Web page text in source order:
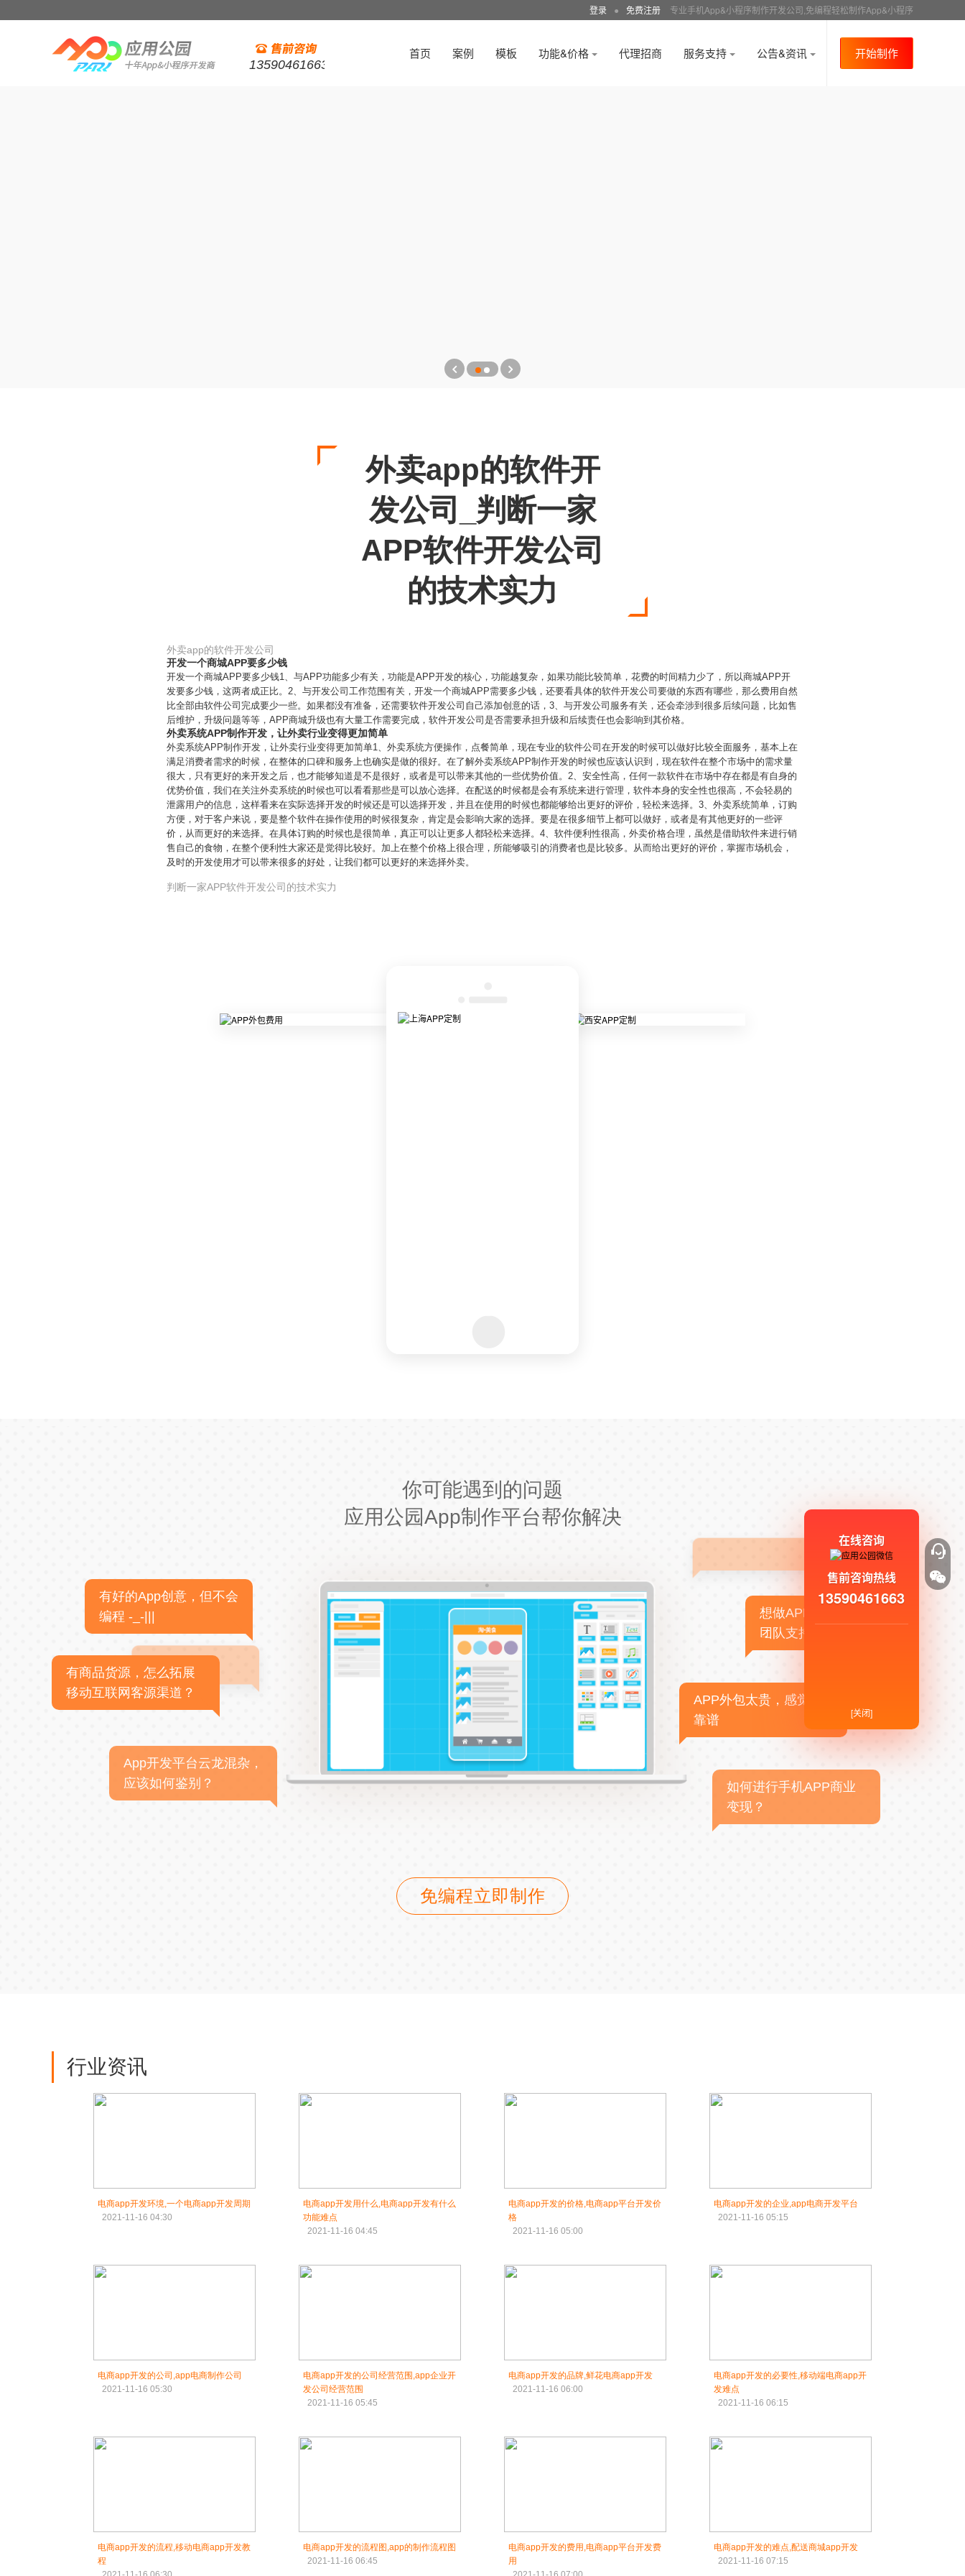
登录 ● 免费注册 专业手机App&小程序制作开发公司,免编程轻松制作App&小程序
13590461663
首页 案例 模板 功能&价格 代理招商 服务支持 公告&资讯 开始制作
外卖app的软件开
发公司_判断一家
APP软件开发公司
的技术实力
外卖app的软件开发公司
开发一个商城APP要多少钱
开发一个商城APP要多少钱1、与APP功能多少有关，功能是APP开发的核心，功能越复杂，如果功能比较简单，花费的时间精力少了，所以商城APP开
发要多少钱，这两者成正比。2、与开发公司工作范围有关，开发一个商城APP需要多少钱，还要看具体的软件开发公司要做的东西有哪些，那么费用自然
比全部由软件公司完成要少一些。如果都没有准备，还需要软件开发公司自己添加创意的话，3、与开发公司服务有关，还会牵涉到很多后续问题，比如售
后维护，升级问题等等，APP商城升级也有大量工作需要完成，软件开发公司是否需要承担升级和后续责任也会影响到其价格。
外卖系统APP制作开发，让外卖行业变得更加简单
外卖系统APP制作开发，让外卖行业变得更加简单1、外卖系统方便操作，点餐简单，现在专业的软件公司在开发的时候可以做好比较全面服务，基本上在
满足消费者需求的时候，在整体的口碑和服务上也确实是做的很好。在了解外卖系统APP制作开发的时候也应该认识到，现在软件在整个市场中的需求量
很大，只有更好的来开发之后，也才能够知道是不是很好，或者是可以带来其他的一些优势价值。2、安全性高，任何一款软件在市场中存在都是有自身的
优势价值，我们在关注外卖系统的时候也可以看看那些是可以放心选择。在配送的时候都是会有系统来进行管理，软件本身的安全性也很高，不会轻易的
泄露用户的信息，这样看来在实际选择开发的时候还是可以选择开发，并且在使用的时候也都能够给出更好的评价，轻松来选择。3、外卖系统简单，订购
方便，对于客户来说，要是整个软件在操作使用的时候很复杂，肯定是会影响大家的选择。要是在很多细节上都可以做好，或者是有其他更好的一些评
价，从而更好的来选择。在具体订购的时候也是很简单，真正可以让更多人都轻松来选择。4、软件便利性很高，外卖价格合理，虽然是借助软件来进行销
售自己的食物，在整个便利性大家还是觉得比较好。加上在整个价格上很合理，所能够吸引的消费者也是比较多。从而给出更好的评价，掌握市场机会，
及时的开发使用才可以带来很多的好处，让我们都可以更好的来选择外卖。
判断一家APP软件开发公司的技术实力
你可能遇到的问题
应用公园App制作平台帮你解决
有好的App创意，但不会
编程 -_-|||
有商品货源，怎么拓展
移动互联网客源渠道？
App开发平台云龙混杂，
应该如何鉴别？
想做APP，但没有技术
团队支持
APP外包太贵，感觉不
靠谱
如何进行手机APP商业
变现？
免编程立即制作
行业资讯
电商app开发环境,一个电商app开发周期
2021-11-16 04:30
电商app开发用什么,电商app开发有什么
功能难点
2021-11-16 04:45
电商app开发的价格,电商app平台开发价
格
2021-11-16 05:00
电商app开发的企业,app电商开发平台
2021-11-16 05:15
电商app开发的公司,app电商制作公司
2021-11-16 05:30
电商app开发的公司经营范围,app企业开
发公司经营范围
2021-11-16 05:45
电商app开发的品牌,鲜花电商app开发
2021-11-16 06:00
电商app开发的必要性,移动端电商app开
发难点
2021-11-16 06:15
电商app开发的流程,移动电商app开发教
程
电商app开发的流程图,app的制作流程图
2021-11-16 06:45
电商app开发的费用,电商app平台开发费
用
电商app开发的难点,配送商城app开发
2021-11-16 07:15
在线咨询
售前咨询热线
13590461663
[关闭]